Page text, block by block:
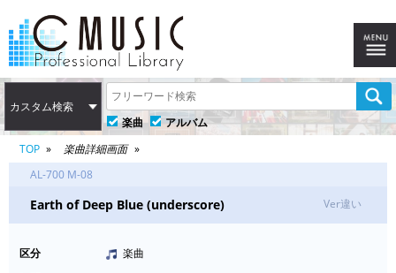
カスタム検索
楽曲
アルバム
TOP
楽曲詳細画面
AL-700 M-08
Earth of Deep Blue (underscore) Ver違い
区分
楽曲